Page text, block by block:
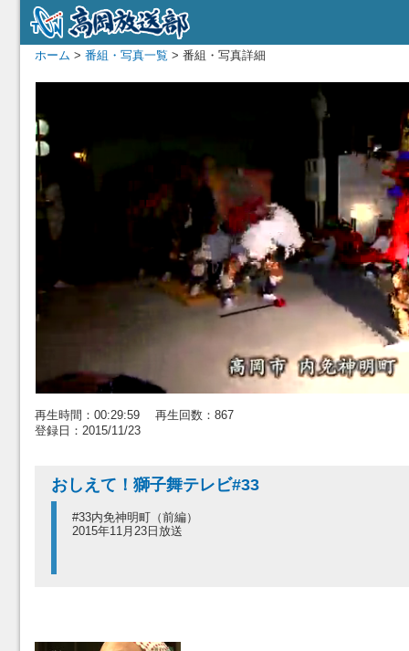
ホーム > 番組・写真一覧 > 番組・写真詳細
再生時間：00:29:59 再生回数：867
登録日：2015/11/23
おしえて！獅子舞テレビ#33
#33内免神明町（前編）
2015年11月23日放送